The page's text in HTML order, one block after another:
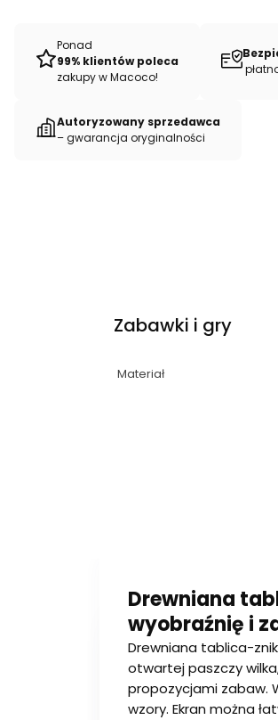
Ponad
99% klientów poleca
zakupy w Macoco!
Autoryzowany sprzedawca
– gwarancja oryginalności
Zabawki i gry
Materiał
Drewniana
wyobraźnię i
Drewniana tablica-
otwartej paszczy
propozycjami zabaw.
wzory. Ekran można